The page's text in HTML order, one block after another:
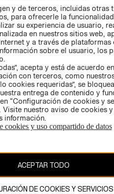
PETICIONES
QUEJAS Y
RECLAMOS
protegido por copyright y es
AB.
y de terceros, incluidas otras
para ofrecerle la
su experiencia de usuario,
en nuestros sitios web,
y a través de plataformas
sobre el usuario, los
acepta y está de acuerdo
con terceros, como
cookies requeridas”, se
entrega de contenido y
“Configuración de cookies y
Visite nuestro aviso de cookies
información.
cookies y uso compartido de datos
ACEPTAR TODO
DE COOKIES Y SERVICIOS